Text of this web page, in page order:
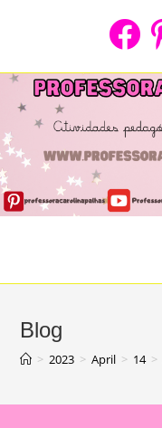
Blog
> 2023 > April > 14 >